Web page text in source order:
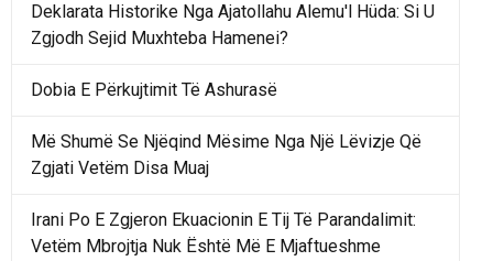
Deklarata Historike Nga Ajatollahu Alemu'l Hüda: Si U
Zgjodh Sejid Muxhteba Hamenei?
Dobia E Përkujtimit Të Ashurasë
Më Shumë Se Njëqind Mësime Nga Një Lëvizje Që
Zgjati Vetëm Disa Muaj
Irani Po E Zgjeron Ekuacionin E Tij Të Parandalimit:
Vetëm Mbrojtja Nuk Është Më E Mjaftueshme